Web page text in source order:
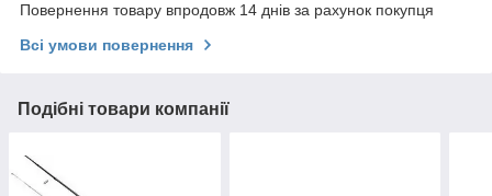
Повернення товару впродовж 14 днів за рахунок покупця
Всі умови повернення
Подібні товари компанії